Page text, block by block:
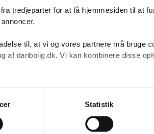
tredjeparter for at få hjemmesiden til at
til, at vi og vores partnere må bruge
af danbolig.dk. Vi kan kombinere disse
Du kan til enhver tid læse mere om
. Oplysninger om
Statistik
kr. på omkring 133 m2